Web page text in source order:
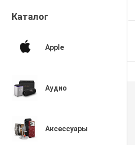
Каталог
Apple
Аудио
Аксессуары